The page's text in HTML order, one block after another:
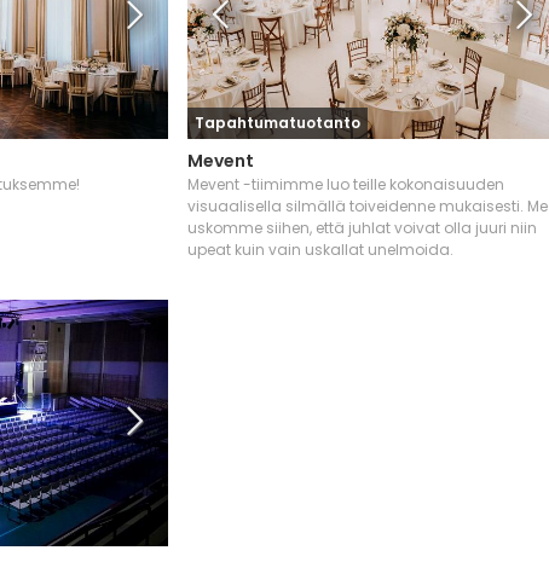
Tapahtumatuotanto
Mevent
Mevent -tiimimme luo teille kokonaisuuden
visuaalisella silmällä toiveidenne mukaisesti. Me
uskomme siihen, että juhlat voivat olla juuri niin
upeat kuin vain uskallat unelmoida.